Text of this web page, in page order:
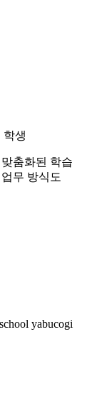
학생
춤화된 학습
무 방식도
yabucogi